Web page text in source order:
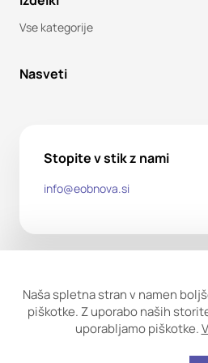
Vse kategorije
Nasveti
Stopite v stik z nami
info@eobnova.si
Naša spletna stran v namen
piškotke. Z uporabo naših
uporabljamo piškotke.